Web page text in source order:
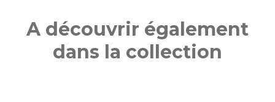
A découvrir également
dans la collection